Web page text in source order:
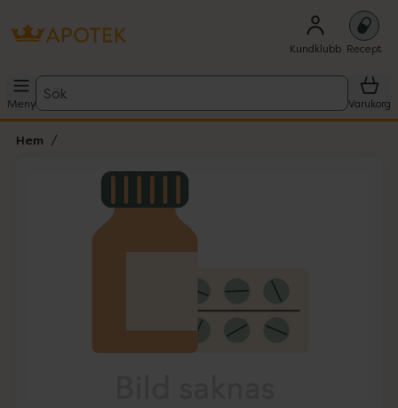
Kundklubb Recept
Meny
Sök
Varukorg
Hem
Lista: . Innehåller 1 objekt.